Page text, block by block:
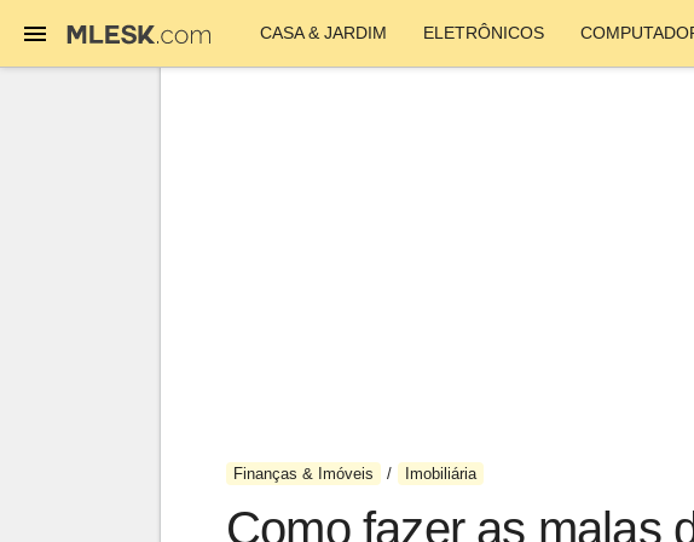
CASA & JARDIM ELETRÔNICOS
Finanças & Imóveis Imobiliária
Como fazer as malas